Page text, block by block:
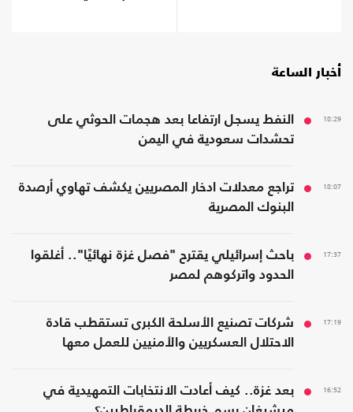
أخبار الساعة
18:29
النفط يسجل ارتفاعا بعد هجمات الحوثي على
تحشدات سعودية في اليمن
18:07
تراجع معدلات ادخار المصريين يكشف تهاوي أرصدة
البنوك المصرية
17:37
باحث إسرائيلي يقترح "فصل غزة نهائيًا".. أغلقوا
الحدود واتركوهم لمصر
17:19
شركات تصنيع الأسلحة الكبرى تستقطب قادة
الاحتلال العسكريين والأمنيين للعمل معها
16:52
بعد غزة.. كيف أعادت الانتخابات التمهيدية في